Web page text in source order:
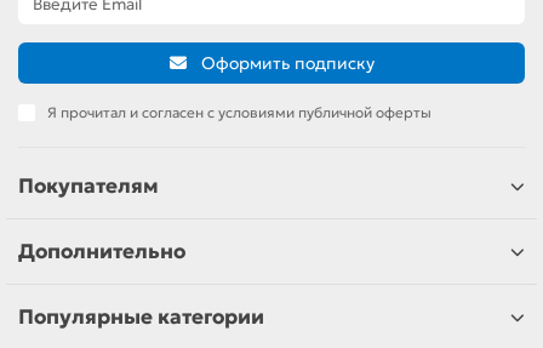
Оформить подписку
Я прочитал и согласен с условиями публичной оферты
Покупателям
Дополнительно
Популярные категории